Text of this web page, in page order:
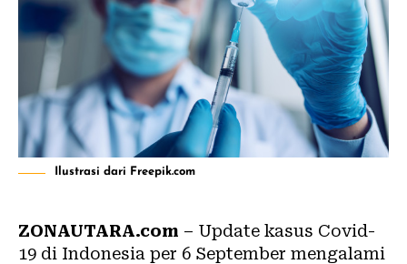
Ilustrasi dari Freepik.com
ZONAUTARA.com – Update kasus Covid-
19 di Indonesia per 6 September mengalami